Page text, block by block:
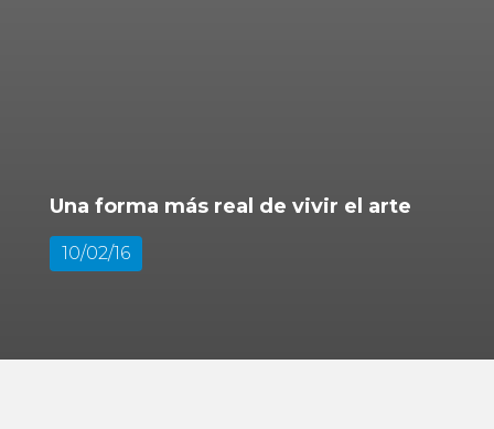
Una forma más real de vivir el arte
10/02/16